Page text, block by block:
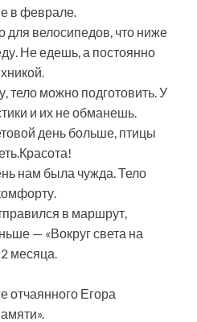
в феврале.
велосипедов, что ниже
Не едешь, а постоянно
тело можно подготовить. У
и их не обманешь.
день больше, птицы
нам была чужда. Тело
в маршрут,
— «Вокруг света на
месяца.
отчаянного Егора